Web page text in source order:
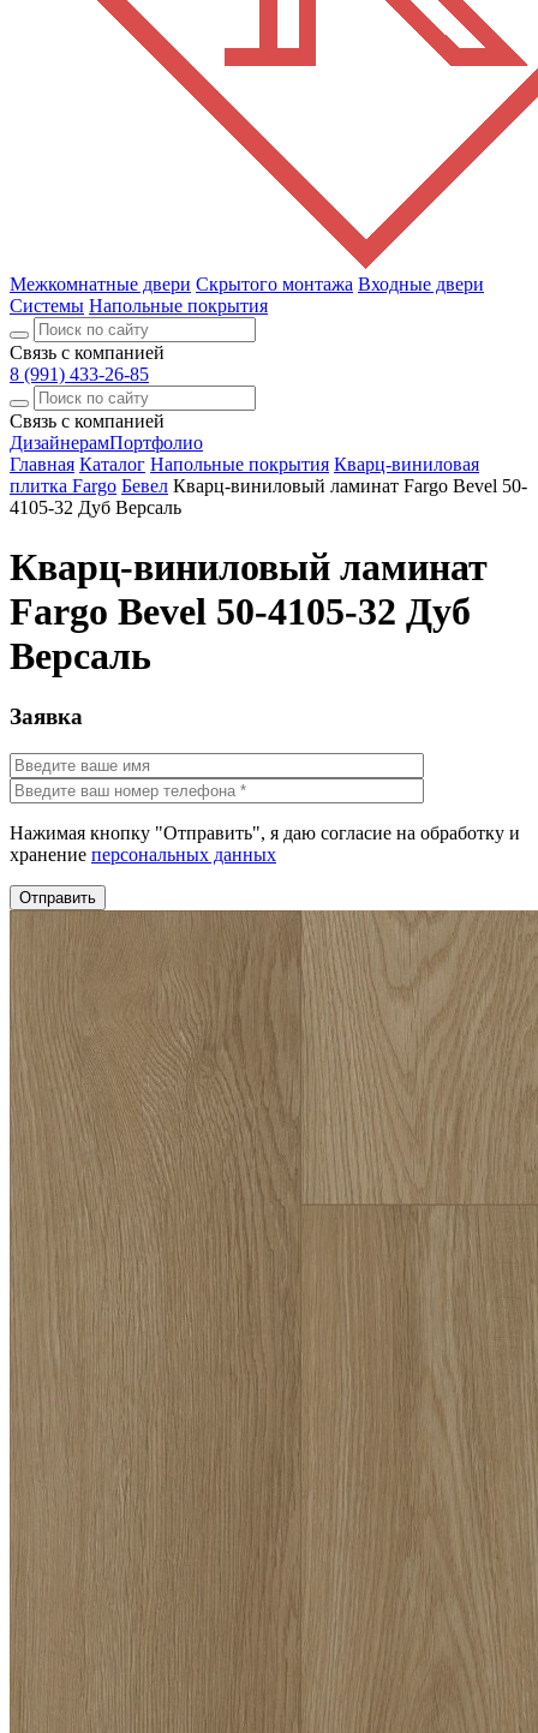
Межкомнатные двери Скрытого монтажа Входные двери
Системы Напольные покрытия
Связь с компанией
8 (991) 433-26-85
Связь с компанией
ДизайнерамПортфолио
Главная Каталог Напольные покрытия Кварц-виниловая
плитка Fargo Бевел Кварц-виниловый ламинат Fargo Bevel 50-
4105-32 Дуб Версаль
Кварц-виниловый ламинат
Fargo Bevel 50-4105-32 Дуб
Версаль
Заявка
Нажимая кнопку "Отправить", я даю согласие на обработку и
хранение персональных данных
Отправить